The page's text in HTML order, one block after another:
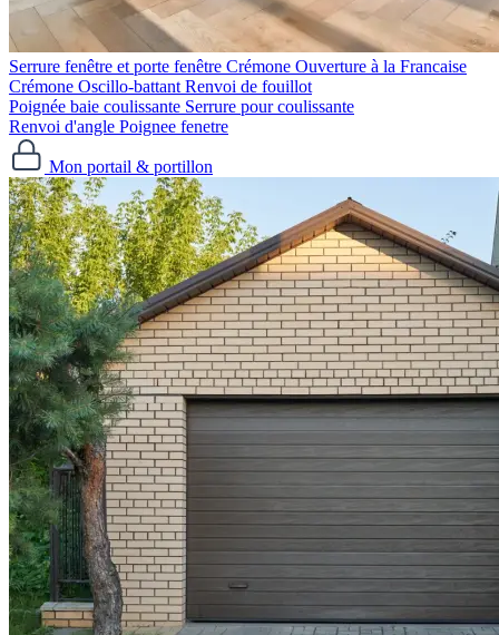
Serrure fenêtre et porte fenêtre Crémone Ouverture à la Francaise
Crémone Oscillo-battant Renvoi de fouillot
Poignée baie coulissante Serrure pour coulissante
Renvoi d'angle Poignee fenetre
Mon portail & portillon